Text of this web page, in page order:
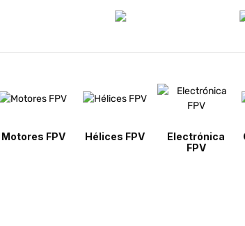
Motores FPV Hélices FPV
Electrónica
FPV